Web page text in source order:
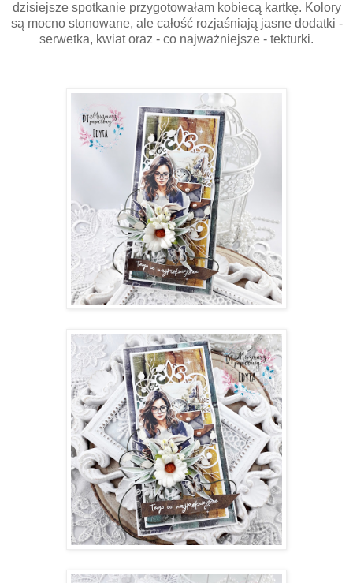
dzisiejsze spotkanie przygotowałam kobiecą kartkę. Kolory
są mocno stonowane, ale całość rozjaśniają jasne dodatki -
serwetka, kwiat oraz - co najważniejsze - tekturki.